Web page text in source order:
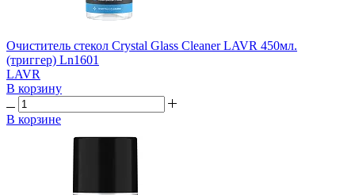
Очиститель стекол Crystal Glass Cleaner LAVR 450мл.
(триггер) Ln1601
LAVR
В корзину
В корзине